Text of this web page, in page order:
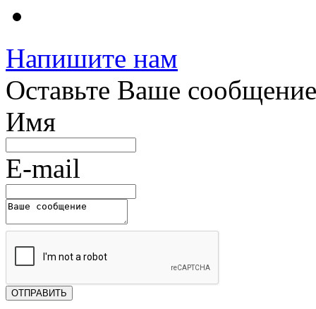
Напишите нам
Оставьте Ваше сообщение
Имя
E-mail